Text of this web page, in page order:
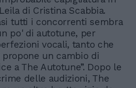
di Cristina Scabbia.
tutti i concorrenti sembra
po' di autotune, per
vocali, tanto che
un cambio di
a The Autotune”. Dopo le
delle audizioni, The